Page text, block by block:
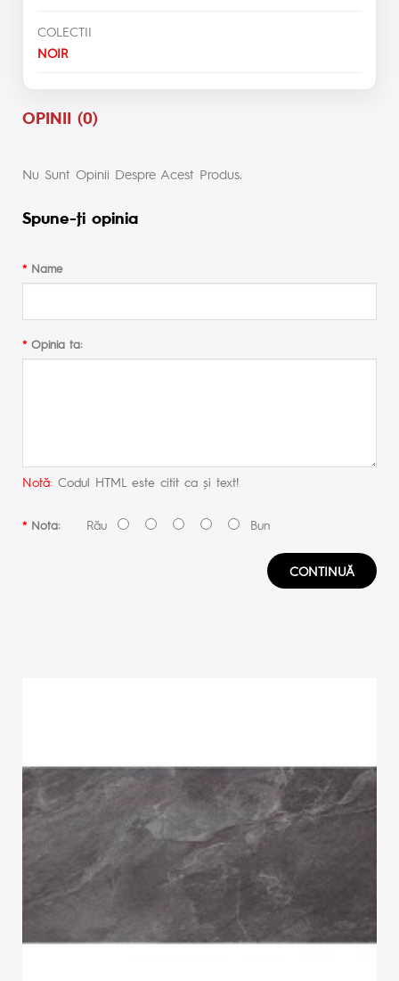
COLECTII
NOIR
OPINII (0)
Nu Sunt Opinii Despre Acest Produs.
Spune-ţi opinia
Name
Opinia ta:
Notă: Codul HTML este citit ca şi text!
Nota:Rău Bun
CONTINUĂ